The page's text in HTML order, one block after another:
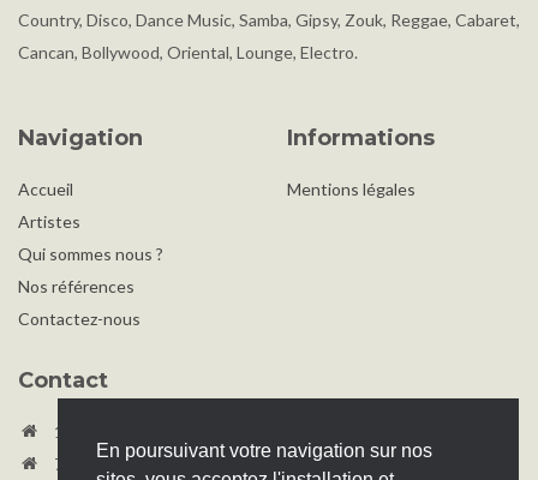
En poursuivant votre navigation sur nos
Country, Disco, Dance Music, Samba, Gipsy, Zouk, Reggae, Cabaret,
Cancan, Bollywood, Oriental, Lounge, Electro.
Navigation
Accueil
Artistes
Qui sommes nous ?
Nos références
Contactez-nous
Informations
Mentions légales
Contact
180 Avenue du Prado Cs 90029 13417 Marseille cedex 08
78 bis rue Villiers de l'Isle Adam 75020 Paris